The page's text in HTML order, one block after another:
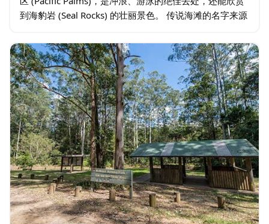
到海豹岩 (Seal Rocks) 的壮丽景色。 传说海滩的名字来源